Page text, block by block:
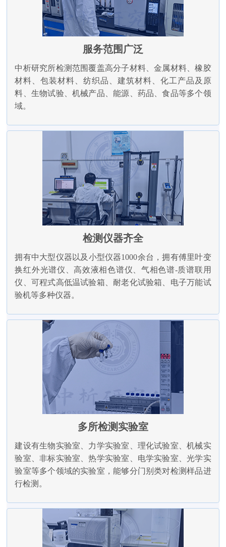
服务范围广泛
中析研究所检测范围覆盖高分子材料、金属材料、橡胶
材料、包装材料、纺织品、建筑材料、化工产品及原
料、生物试验、机械产品、能源、药品、食品等多个领
域。
检测仪器齐全
拥有中大型仪器以及小型仪器1000余台，拥有傅里叶变
换红外光谱仪、高效液相色谱仪、气相色谱-质谱联用
仪、可程式高低温试验箱、耐老化试验箱、电子万能试
验机等多种仪器。
多所检测实验室
建设有生物实验室、力学实验室、理化试验室、机械实
验室、非标实验室、热学实验室、电学实验室、光学实
验室等多个领域的实验室，能够分门别类对检测样品进
行检测。